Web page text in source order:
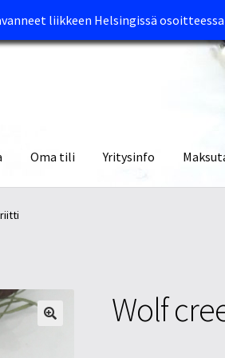
liikkeen Helsingissä
Oma tili Yritysinfo
Wolf